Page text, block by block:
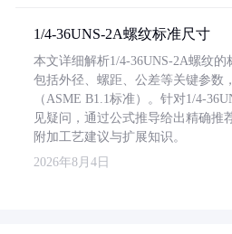
1/4-36UNS-2A螺纹标准尺寸
本文详细解析1/4-36UNS-2A螺纹的
包括外径、螺距、公差等关键参数
（ASME B1.1标准）。针对1/4-
见疑问，通过公式推导给出精确推
附加工艺建议与扩展知识。
2026年8月4日